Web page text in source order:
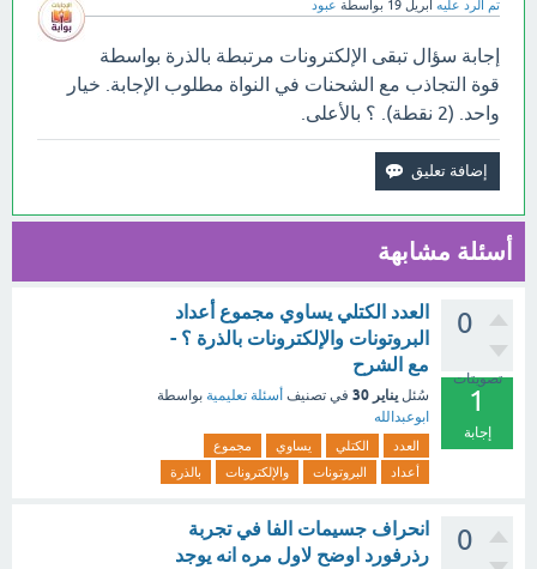
تم الرد عليه أبريل 19 بواسطة عبود
إجابة سؤال تبقى الإلكترونات مرتبطة بالذرة بواسطة
قوة التجاذب مع الشحنات في النواة مطلوب الإجابة. خيار
واحد. (2 نقطة). ؟ بالأعلى.
أسئلة مشابهة
0
تصويتات
1
إجابة
العدد الكتلي يساوي مجموع أعداد
البروتونات والإلكترونات بالذرة ؟ -
مع الشرح
سُئل يناير 30 في تصنيف أسئلة تعليمية بواسطة
ابوعبدالله
العدد الكتلي يساوي
مجموع
أعداد
البروتونات والإلكترونات بالذرة
0
انحراف جسيمات الفا في تجربة
رذرفورد اوضح لاول مره انه يوجد